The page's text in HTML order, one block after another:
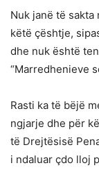
Nuk janë të
këtë çështje,
dhe nuk është
“Marredhenieve
Rasti ka të bëjë
ngjarje dhe për
të Drejtësisë
i ndaluar çdo lloj